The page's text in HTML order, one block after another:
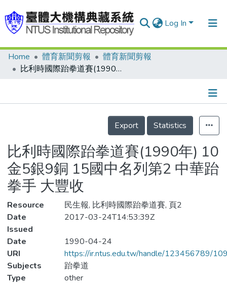
Log In
Communities & Collections
Statistics
Home 體育新聞剪報
體育新聞剪報
比利時國際跆拳道賽(1990年) 10金5銀9銅 15國中名列第2 中華跆拳手 大豐收
Details
Export
Statistics
比利時國際跆拳道賽(1990年) 10
金5銀9銅 15國中名列第2 中華跆
拳手 大豐收
Resource
民生報, 比利時國際跆拳道賽, 頁2
Date
Issued
2017-03-24T14:53:39Z
Date
1990-04-24
URI
https://ir.ntus.edu.tw/handle/123456789/
Subjects
跆拳道
Type
other